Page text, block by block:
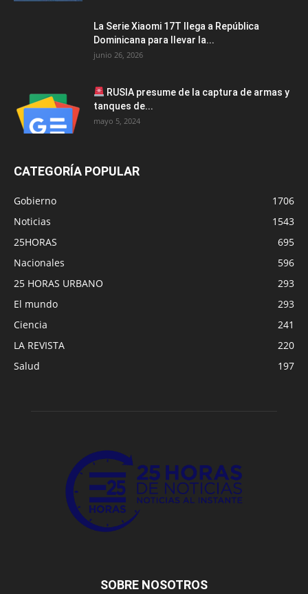
La Serie Xiaomi 17T llega a República
Dominicana para llevar la...
junio 26, 2026
RUSIA presume de la captura de armas y
tanques de...
mayo 5, 2024
CATEGORÍA POPULAR
Gobierno
1706
Noticias
1543
25HORAS
695
Nacionales
596
25 HORAS URBANO
293
El mundo
293
Ciencia
241
LA REVISTA
220
Salud
197
SOBRE NOSOTROS